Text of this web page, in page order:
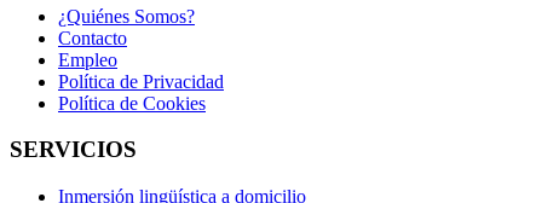
¿Quiénes Somos?
Contacto
Empleo
Política de Privacidad
Política de Cookies
SERVICIOS
Inmersión lingüística a domicilio